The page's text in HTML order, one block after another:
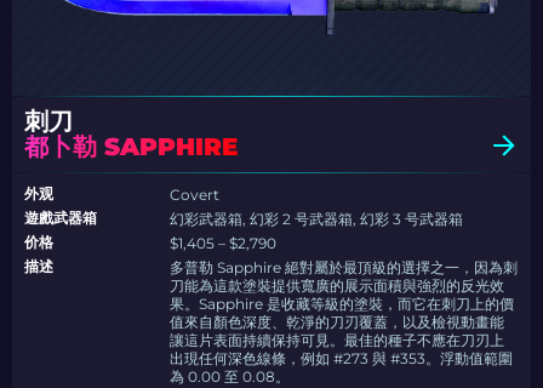
刺刀
都卜勒 SAPPHIRE
外观
Covert
遊戲武器箱
幻彩武器箱, 幻彩 2 号武器箱, 幻彩 3 号武器箱
价格
$1,405 – $2,790
描述
多普勒 Sapphire 絕對屬於最頂級的選擇之一，因為刺
刀能為這款塗裝提供寬廣的展示面積與強烈的反光效
果。Sapphire 是收藏等級的塗裝，而它在刺刀上的價
值來自顏色深度、乾淨的刀刃覆蓋，以及檢視動畫能
讓這片表面持續保持可見。最佳的種子不應在刀刃上
出現任何深色線條，例如 #273 與 #353。浮動值範圍
為 0.00 至 0.08。